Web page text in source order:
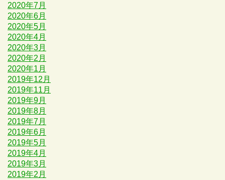
2020年7月
2020年6月
2020年5月
2020年4月
2020年3月
2020年2月
2020年1月
2019年12月
2019年11月
2019年9月
2019年8月
2019年7月
2019年6月
2019年5月
2019年4月
2019年3月
2019年2月